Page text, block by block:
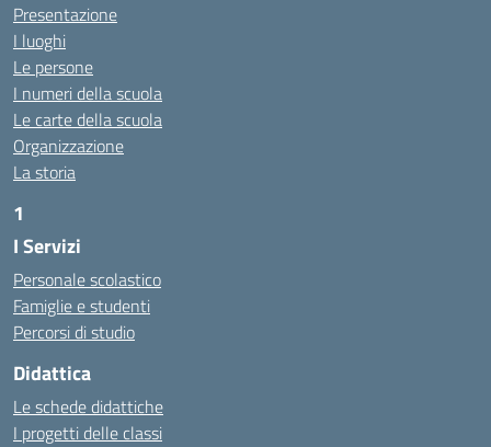
Presentazione
I luoghi
Le persone
I numeri della scuola
Le carte della scuola
Organizzazione
La storia
1
https://alwacomputer.id/contact/
https://blog.heptanalytics.com/flask-plotly-dashboard/
https://cambui.flyworld.com.br/
http://cl.rmuti.net/
https://cbt.mtstisungaiguntung.sch.id/
https://cesarpsicanalista.com/
https://aprici.am/
I Servizi
Personale scolastico
Famiglie e studenti
Percorsi di studio
Didattica
Le schede didattiche
I progetti delle classi